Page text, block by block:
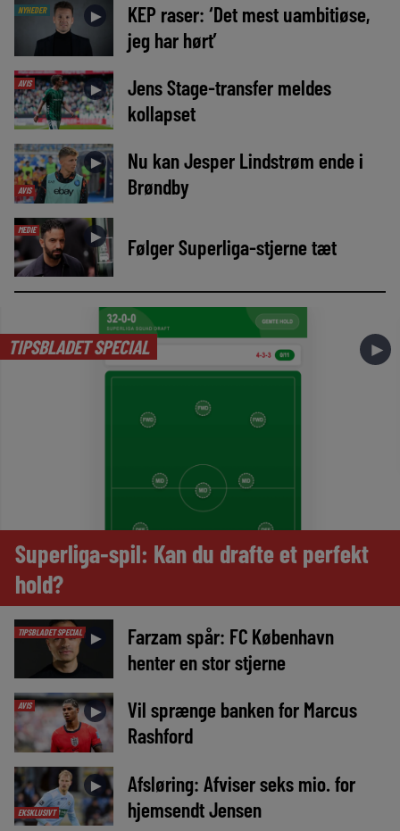
NYHEDER ►
KEP raser: ‘Det mest uambitiøse,
jeg har hørt’
AVIS ►
Jens Stage-transfer meldes
kollapset
AVIS
►
Nu kan Jesper Lindstrøm ende i
Brøndby
MEDIE ► Følger Superliga-stjerne tæt
TIPSBLADET SPECIAL ►
Superliga-spil: Kan du drafte et perfekt
hold?
TIPSBLADET SPECIAL ►
Farzam spår: FC København
henter en stor stjerne
AVIS ►
Vil sprænge banken for Marcus
Rashford
EKSKLUSIVT
►
Afsløring: Afviser seks mio. for
hjemsendt Jensen